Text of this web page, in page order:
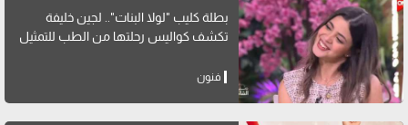
بطلة كليب "لولا البنات".. لجين خليفة
تكشف كواليس رحلتها من الطب للتمثيل
فنون